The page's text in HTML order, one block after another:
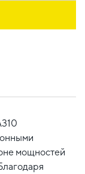
мощностей